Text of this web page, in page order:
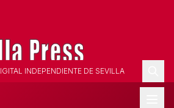
INDEPENDIENTE DE SEVILLA